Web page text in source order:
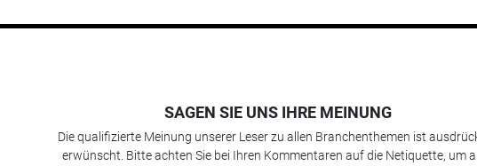
SAGEN SIE UNS IHRE MEINUNG
Die qualifizierte Meinung unserer Leser zu allen Branchenthemen ist
erwünscht. Bitte achten Sie bei Ihren Kommentaren auf die Netiquette, um